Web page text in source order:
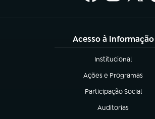
Acesso à Informação
Institucional
(abre em nova aba)
Ações e Programas
(abre em nova aba)
Participação Social
(abre em nova aba)
Auditorias
(abre em nova aba)